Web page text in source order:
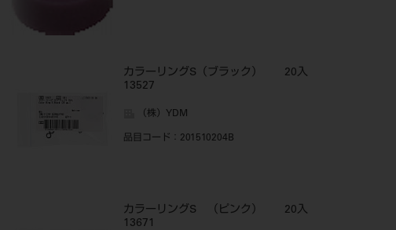
カラーリングS（ブラック） 20入
13527
（株）YDM
品目コード ：201510204B
カラーリングS （ピンク） 20入
13671